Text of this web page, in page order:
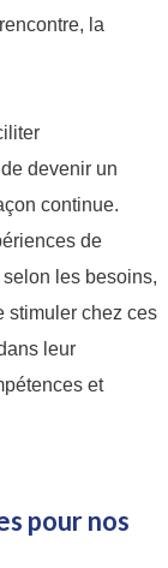
la
devenir un
continue.
de
les besoins,
stimuler chez ces
leur
et
pour nos